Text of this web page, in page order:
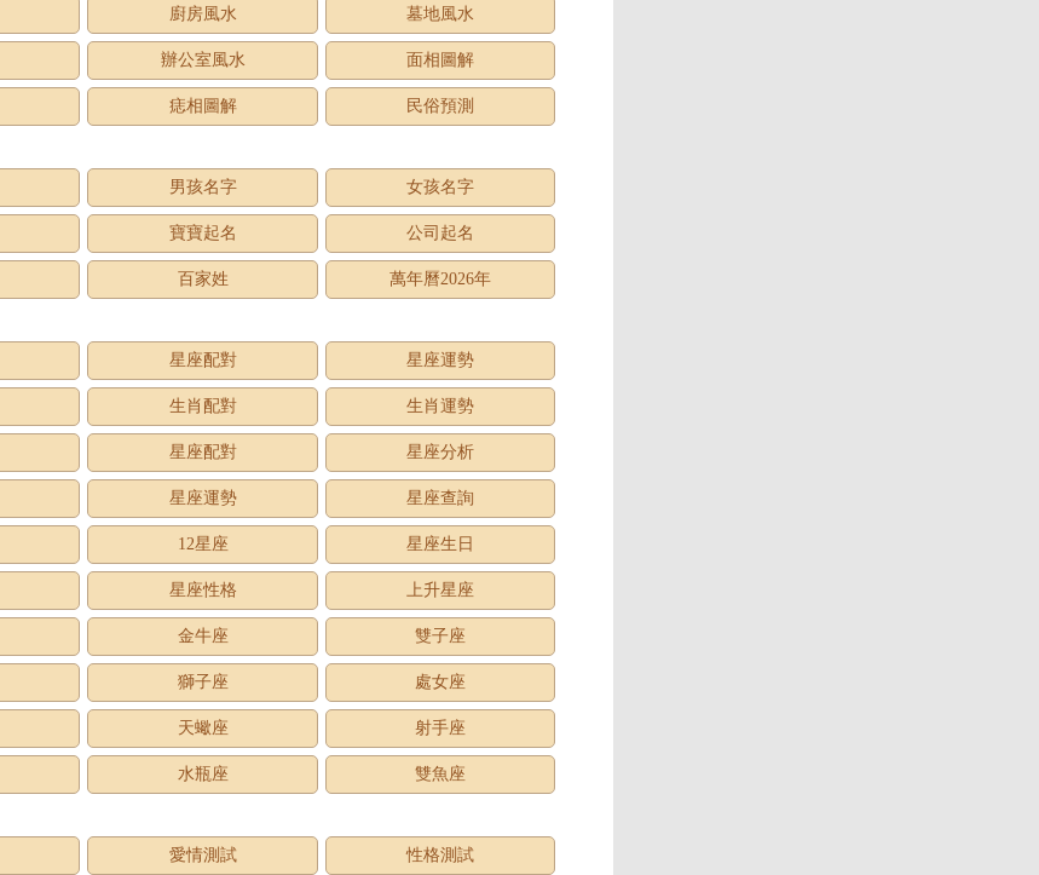
廚房風水 墓地風水
辦公室風水 面相圖解
痣相圖解 民俗預測
男孩名字 女孩名字
寶寶起名 公司起名
百家姓 萬年曆2026年
星座配對 星座運勢
生肖配對 生肖運勢
星座配對 星座分析
星座運勢 星座查詢
12星座 星座生日
星座性格 上升星座
金牛座 雙子座
獅子座 處女座
天蠍座 射手座
水瓶座 雙魚座
愛情測試 性格測試